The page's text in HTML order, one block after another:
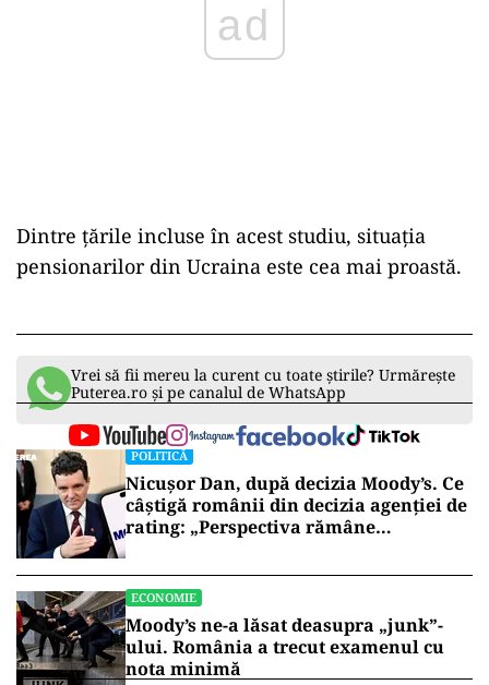
ad
Dintre țările incluse în acest studiu, situația
pensionarilor din Ucraina este cea mai proastă.
Vrei să fii mereu la curent cu toate știrile? Urmărește
Puterea.ro și pe canalul de WhatsApp
POLITICĂ
Nicușor Dan, după decizia Moody’s. Ce
câștigă românii din decizia agenției de
rating: „Perspectiva rămâne
ECONOMIE
Moody’s ne-a lăsat deasupra „junk”-
ului. România a trecut examenul cu
nota minimă